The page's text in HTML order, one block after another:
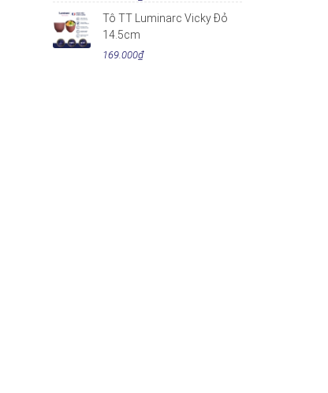
Tô TT Luminarc Vicky Đỏ
14.5cm
169.000₫